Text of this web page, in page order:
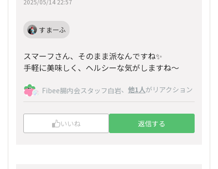
2025/05/14 22:57
すまーふ
スマーフさん、そのまま派なんですね✨
手軽に美味しく、ヘルシーな気がしますね～
Fibee腸内会スタッフ白岩、 他1人がリアクション
いいね 返信する